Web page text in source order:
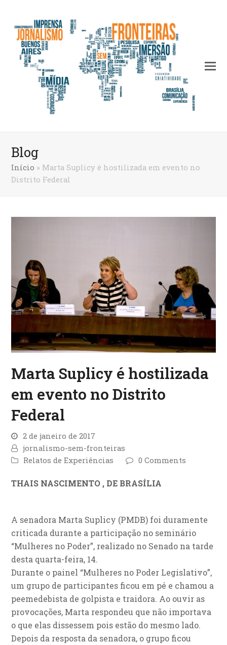
Blog
Início » Marta Suplicy é hostilizada em evento no
Distrito Federal
Marta Suplicy é hostilizada
em evento no Distrito
Federal
2 de janeiro de 2017
jornalismo-sem-fronteiras
Relatos de Experiências
0 Comments
THAIS NASCIMENTO , DE BRASÍLIA
A senadora Marta Suplicy (PMDB) foi duramente
criticada durante a participação no seminário
“Mulheres no Poder”, realizado no Senado na tarde
desta quarta-feira, 14.
Durante o painel “Mulheres no Poder Legislativo”,
um grupo de participantes ficou em pé e chamou a
peemedebista de golpista e traidora. Ao ouvir as
provocações, Marta respondeu que não importava
o que elas dissessem pois estão do mesmo lado.
Depois da resposta da senadora, o grupo ficou